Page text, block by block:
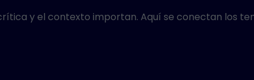
y el contexto importan. Aquí se conectan los